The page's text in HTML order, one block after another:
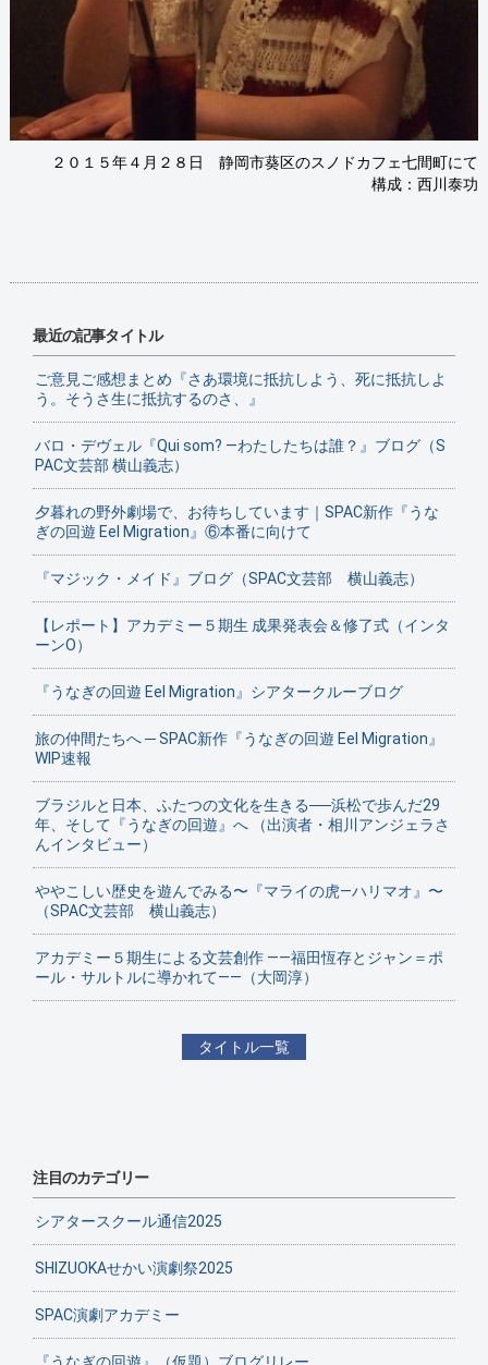
２０１５年４月２８日 静岡市葵区のスノドカフェ七間町にて
構成：西川泰功
最近の記事タイトル
ご意見ご感想まとめ『さあ環境に抵抗しよう、死に抵抗しよ
う。そうさ生に抵抗するのさ、』
バロ・デヴェル『Qui som? ―わたしたちは誰？』ブログ（S
PAC文芸部 横山義志）
夕暮れの野外劇場で、お待ちしています｜SPAC新作『うな
ぎの回遊 Eel Migration』⑥本番に向けて
『マジック・メイド』ブログ（SPAC文芸部 横山義志）
【レポート】アカデミー５期生 成果発表会＆修了式（インタ
ーンO）
『うなぎの回遊 Eel Migration』シアタークルーブログ
旅の仲間たちへ ─ SPAC新作『うなぎの回遊 Eel Migration』
WIP速報
ブラジルと日本、ふたつの文化を生きる──浜松で歩んだ29
年、そして『うなぎの回遊』へ （出演者・相川アンジェラさ
んインタビュー）
ややこしい歴史を遊んでみる〜『マライの虎—ハリマオ』〜
（SPAC文芸部 横山義志）
アカデミー５期生による文芸創作 ——福田恆存とジャン＝ポ
ール・サルトルに導かれて——（大岡淳）
タイトル一覧
注目のカテゴリー
シアタースクール通信2025
SHIZUOKAせかい演劇祭2025
SPAC演劇アカデミー